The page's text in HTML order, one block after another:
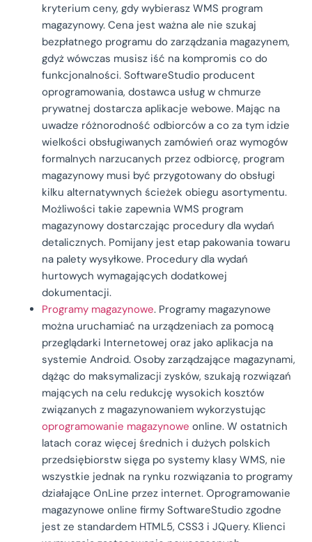
kryterium ceny, gdy wybierasz WMS program
magazynowy. Cena jest ważna ale nie szukaj
bezpłatnego programu do zarządzania magazynem,
gdyż wówczas musisz iść na kompromis co do
funkcjonalności. SoftwareStudio producent
oprogramowania, dostawca usług w chmurze
prywatnej dostarcza aplikacje webowe. Mając na
uwadze różnorodność odbiorców a co za tym idzie
wielkości obsługiwanych zamówień oraz wymogów
formalnych narzucanych przez odbiorcę, program
magazynowy musi być przygotowany do obsługi
kilku alternatywnych ścieżek obiegu asortymentu.
Możliwości takie zapewnia WMS program
magazynowy dostarczając procedury dla wydań
detalicznych. Pomijany jest etap pakowania towaru
na palety wysyłkowe. Procedury dla wydań
hurtowych wymagających dodatkowej
dokumentacji.
Programy magazynowe. Programy magazynowe
można uruchamiać na urządzeniach za pomocą
przeglądarki Internetowej oraz jako aplikacja na
systemie Android. Osoby zarządzające magazynami,
dążąc do maksymalizacji zysków, szukają rozwiązań
mających na celu redukcję wysokich kosztów
związanych z magazynowaniem wykorzystując
oprogramowanie magazynowe online. W ostatnich
latach coraz więcej średnich i dużych polskich
przedsiębiorstw sięga po systemy klasy WMS, nie
wszystkie jednak na rynku rozwiązania to programy
działające OnLine przez internet. Oprogramowanie
magazynowe online firmy SoftwareStudio zgodne
jest ze standardem HTML5, CSS3 i JQuery. Klienci